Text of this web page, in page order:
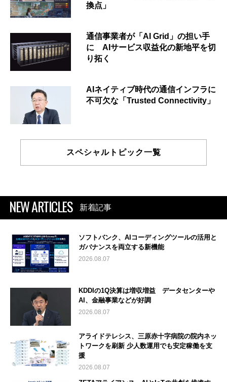
換点」
通信事業者が「AI Grid」の担い手
に AIサービス収益化の新地平を切
り拓く
AIネイティブ時代の通信インフラに
不可欠な「Trusted Connectivity」
スペシャルトピック一覧
NEW ARTICLES 新着記事
ソフトバンク、AIコーディングツールの活用と
ガバナンスを両立する新機能
2026.08.07
KDDIの1Q決算は増収増益 データセンターや
AI、金融事業などが好調
2026.08.07
アライドテレシス、三原赤十字病院の院内ネッ
トワークを刷新 少人数運用でも安定稼働を支
援
2026.08.07